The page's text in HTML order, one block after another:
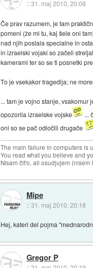
::31. maj 2010, 20:08
Če prav razumem, je tam
pomeni (že mi tu, kaj šele oni
nad njih poslala specialne in
in izraelski vojaki so začeli
kamerami ter so se ti posnetki
To je vsekakor tragedija; ne
... tam je vojno stanje,
opozorila izraelske vojske
...
oni so se pač odločili drugače
The main failure in computers is
You read what you believe and
Nisam čit'o, ali osudjujem (nisem
Mipe
::31. maj 2010, 20:18
Hej, kateri del pojma
Gregor P